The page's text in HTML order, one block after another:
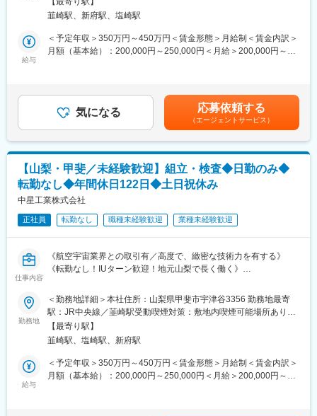
・社員同士の仲が良く、役職や年齢に関わらずお互いのことを
・会社まで5分の独身寮があります。徒歩圏内にコンビニがあり、
家賃は駐車場付きで7000円で住むことができます。
手に職を付けたい・技術を身につけたいといった理由で入社して
います。
入社後に研修やOJTを通じて基礎から学べる環境が整っていま
す。
業務をご担当いただきます。
・ノギスやマイクロメータなどの測定機器を使い、製品の寸法や
・未経験の方でも、入社後に研修やOJTを通じて基礎から学べる
環境が整っています。
・3次元測定機、ノギス、マイクロメータ、ダイヤルゲージを用い
た精密測定機器を使用しますので、専門的な知識を身につけるこ
とができます。
■採用背景：
昨今の世界的な半導体需要の高まりと不足による事業規模の拡大
（生産量の増加）をしております。そのため、社内の品質保証体
制の維持、顧客対応、そしてISO維持のために部門の強化を行いた
■当社の強み：
・最新鋭のマシニングセンターを始め、旋盤、板金、溶接、接
合、メッキ加工など複合的な技術を有し、お客様の期待に応えて
・精密穴加工に使うドリルなどの工具は自社で製造できるため、
お客様の個別の注文にも柔軟に対応することが可能です。0.03mm
韮崎駅、新府駅、塩崎駅
給与
＜予定年収＞350万円～450万円＜賃金形態＞月給制＜賃金内訳＞
月額（基本給）：200,000円～250,000円＜月給＞200,000円～
気になる 応募依頼する
（エージェントサービス）
【山梨・甲斐／未経験歓迎】組立・検査◆日勤のみ◆
転勤なし◆年間休日122日◆土日祝休み
中星工業株式会社
正社員 転勤なし 職種未経験歓迎 業種未経験歓迎
仕事内容
《航空宇宙業界との取引有／高度で、緻密な技術力を有する》
《転勤なし！IUターン歓迎！地元山梨で長く働く》
＼未経験の方でも安心／
営業出身、飲食店業界出身など、異業界・職種からの入社実績あ
り
手に職を付けたい・技術を身につけたいといった理由で入社して
います。
入社後に研修やOJTを通じて基礎から学べる環境が整っていま
勤務地
＜勤務地詳細＞本社住所：山梨県甲斐市宇津谷3356 勤務地最寄
駅：JR中央線／韮崎駅受動喫煙対策：敷地内喫煙可能場所あり変
更の範囲：会社の定める事業所
【最寄り駅】
韮崎駅、塩崎駅、新府駅
給与
＜予定年収＞350万円～450万円＜賃金形態＞月給制＜賃金内訳＞
月額（基本給）：200,000円～250,000円＜月給＞200,000円～